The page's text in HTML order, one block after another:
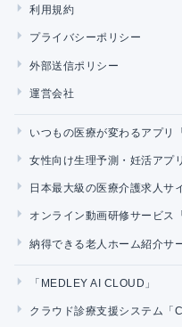
利用規約
プライバシーポリシー
外部送信ポリシー
運営会社
いつもの医療が変わるアプリ
女性向け生理予測・妊活アプ
日本最大級の医療介護求人サ
オンライン動画研修サービス
納得できる老人ホーム紹介サ
「MEDLEY AI CLOUD」
クラウド診療支援システム「